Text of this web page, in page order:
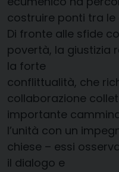
costruire ponti tra le
Di fronte alle sfide
povertà, la giustizia
la forte
conflittualità, che
collaborazione
importante
l’unità con un
chiese – essi
il dialogo e